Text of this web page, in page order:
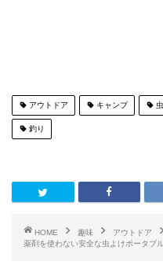
アウトドア キャンプ
釣り
HOME 趣味
アウトドア
薬剤を使わない安全な虫よけポータブ